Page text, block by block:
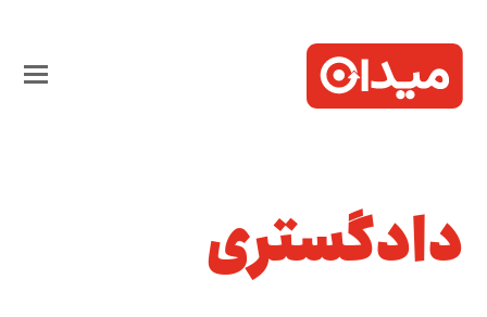
دادگستری